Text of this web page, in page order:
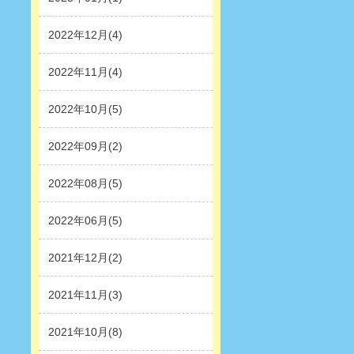
2022年12月(4)
2022年11月(4)
2022年10月(5)
2022年09月(2)
2022年08月(5)
2022年06月(5)
2021年12月(2)
2021年11月(3)
2021年10月(8)